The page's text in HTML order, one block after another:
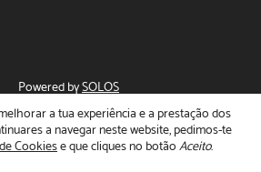
a tua experiência e a prestação dos
a navegar neste website, pedimos-te
Cookiese que cliques no botão Aceito.
Powered bySOLOS